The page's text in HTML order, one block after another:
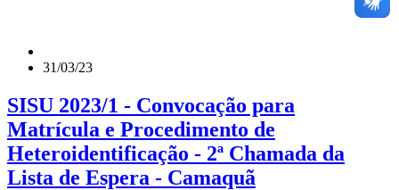
31/03/23
SISU 2023/1 - Convocação para
Matrícula e Procedimento de
Heteroidentificação - 2ª Chamada da
Lista de Espera - Camaquã